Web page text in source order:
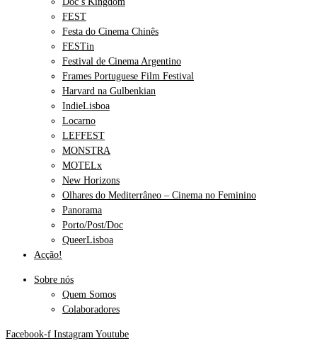
FEST
Festa do Cinema Chinês
FESTin
Festival de Cinema Argentino
Frames Portuguese Film Festival
Harvard na Gulbenkian
IndieLisboa
Locarno
LEFFEST
MONSTRA
MOTELx
New Horizons
Olhares do Mediterrâneo – Cinema no Feminino
Panorama
Porto/Post/Doc
QueerLisboa
Acção!
Sobre nós
Quem Somos
Colaboradores
Facebook-f Instagram Youtube